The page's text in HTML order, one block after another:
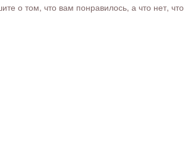
о том, что вам понравилось, а что нет,